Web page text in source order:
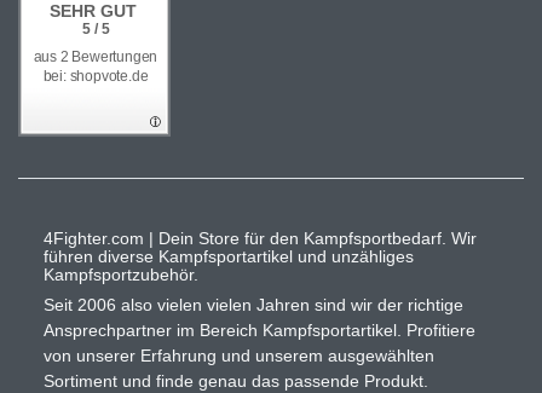
SEHR GUT
5 / 5
aus 2 Bewertungen
bei: shopvote.de
4Fighter.com | Dein Store für den Kampfsportbedarf. Wir
führen diverse Kampfsportartikel und unzähliges
Kampfsportzubehör.
Seit 2006 also vielen vielen Jahren sind wir der richtige
Ansprechpartner im Bereich Kampfsportartikel. Profitiere
von unserer Erfahrung und unserem ausgewählten
Sortiment und finde genau das passende Produkt.